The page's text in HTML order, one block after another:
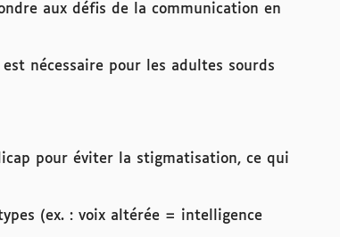
aux défis de la communication en
nécessaire pour les adultes sourds
pour éviter la stigmatisation, ce qui
(ex. : voix altérée = intelligence